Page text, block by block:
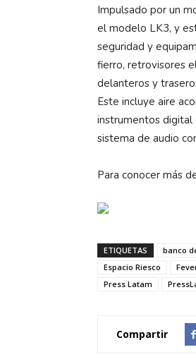
Impulsado por un
el modelo LK3, y
seguridad y
fierro, retrovisores
delanteros y
Este incluye aire
instrumentos digital
sistema de audio
Para conocer más
ETIQUETAS banco
Espacio Riesco
Press Latam
Compartir